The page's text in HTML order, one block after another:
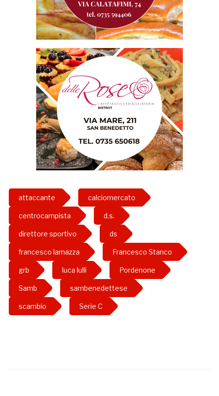
attaccante calciomercato
centrocampista d.s.
direttore sportivo ds
francesco lamazza Francesco Stanco
grb luca lulli Pordenone
Samb sambenedettese
scambio Serie C